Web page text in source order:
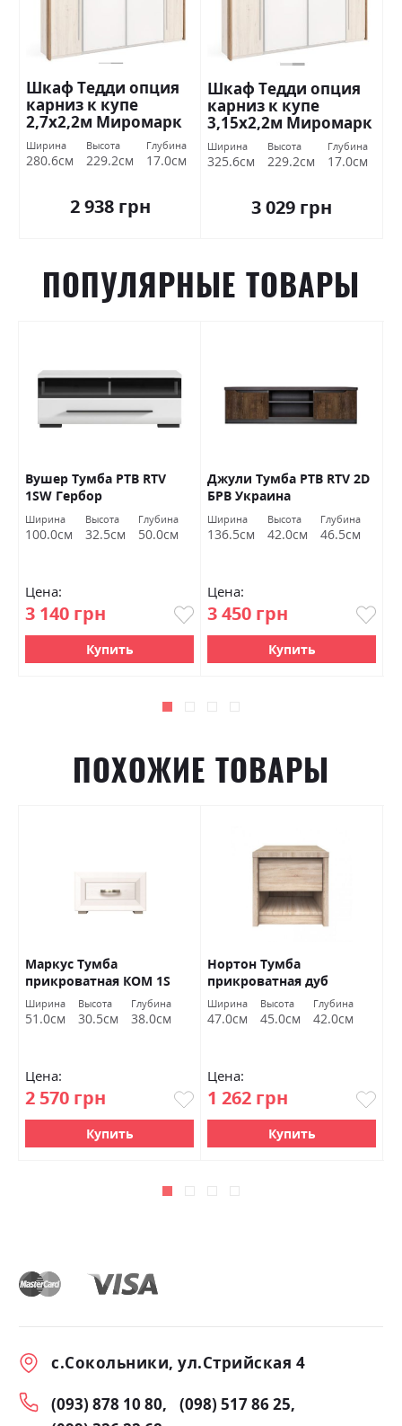
Шкаф Тедди опция
карниз к купе
2,7х2,2м Миромарк
Ширина
280.6см
Высота
229.2см
Глубина
17.0см
2 938 грн
Шкаф Тедди опция
карниз к купе
3,15х2,2м Миромарк
Ширина
325.6см
Высота
229.2см
Глубина
17.0см
3 029 грн
ПОПУЛЯРНЫЕ ТОВАРЫ
Вушер Тумба РТВ RTV
1SW Гербор
Ширина
100.0см
Высота
32.5см
Глубина
50.0см
Цена:
3 140 грн
Купить
Джули Тумба РТВ RTV 2D
БРВ ​​Украина
Ширина
136.5см
Высота
42.0см
Глубина
46.5см
Цена:
3 450 грн
Купить
ПОХОЖИЕ ТОВАРЫ
Маркус Тумба
прикроватная КОМ 1S
БРВ Украина
Ширина
51.0см
Высота
30.5см
Глубина
38.0см
Цена:
2 570 грн
Купить
Нортон Тумба
прикроватная дуб
cонома ВМВ Холдинг
Ширина
47.0см
Высота
45.0см
Глубина
42.0см
Цена:
1 262 грн
Купить
с.Сокольники, ул.Стрийская 4
(093) 878 10 80
(098) 517 86 25